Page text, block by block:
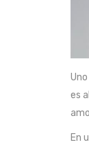
es
En